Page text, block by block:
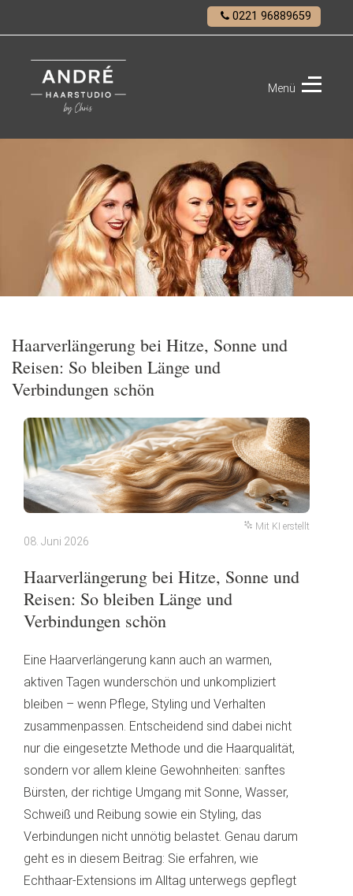
0221 96889659
Menü
Haarverlängerung bei Hitze, Sonne und
Reisen: So bleiben Länge und
Verbindungen schön
Mit KI erstellt
08. Juni 2026
Haarverlängerung bei Hitze, Sonne und
Reisen: So bleiben Länge und
Verbindungen schön
Eine Haarverlängerung kann auch an warmen,
aktiven Tagen wunderschön und unkompliziert
bleiben – wenn Pflege, Styling und Verhalten
zusammenpassen. Entscheidend sind dabei nicht
nur die eingesetzte Methode und die Haarqualität,
sondern vor allem kleine Gewohnheiten: sanftes
Bürsten, der richtige Umgang mit Sonne, Wasser,
Schweiß und Reibung sowie ein Styling, das
Verbindungen nicht unnötig belastet. Genau darum
geht es in diesem Beitrag: Sie erfahren, wie
Echthaar-Extensions im Alltag unterwegs gepflegt